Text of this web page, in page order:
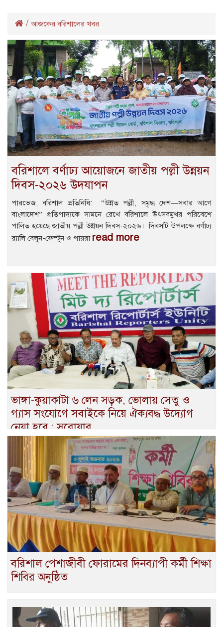
/আজকের বরিশালের খবর
‎বরিশালে বর্ণাঢ্য আয়োজনে জাতীয় পল্লী উন্নয়ন
দিবস-২০২৬ উদযাপন
‎পারভেজ, বরিশাল প্রতিনিধি: ‎ “উন্নত পল্লী, সমৃদ্ধ দেশ—সবার আগে
বাংলাদেশ” প্রতিপাদ্যকে সামনে রেখে বরিশালে উৎসবমুখর পরিবেশে
পালিত হয়েছে জাতীয় পল্লী উন্নয়ন দিবস-২০২৬। ‎ দিবসটি উপলক্ষে বর্ণাঢ্য
র‌্যালি বেলুন-ফেস্টুন ও পায়রা read more
ভাঙ্গা-কুয়াকাটা ৬ লেন সড়ক, ভোলায় সেতু ও
গ্যাস সংযোগে সবাইকে নিয়ে ঐক্যবদ্ধ উদ্যোগ
নেয়া হবে : সরোয়ার
বরিশাল পেশাজীবী ফোরামের দিনব্যাপী কর্মী শিক্ষা
শিবির অনুষ্ঠিত